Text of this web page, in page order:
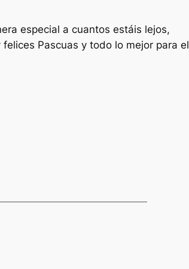
especial a cuantos estáis lejos,
Pascuas y todo lo mejor para el